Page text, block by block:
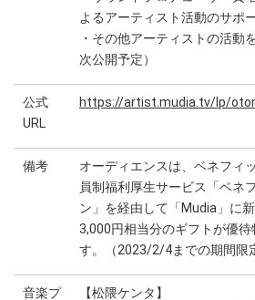
よるアーティスト活動のサポ
・その他アーティストの活動
次公開予定）
公式
URL
https://artist.mudia.tv/lp/
備考
オーディエンスは、ベネフィ
員制福利厚生サービス「ベネ
ン」を経由して「Mudia」に
3,000円相当分のギフトが優待
す。（2023/2/4までの期間限
音楽プ
【松隈ケンタ】